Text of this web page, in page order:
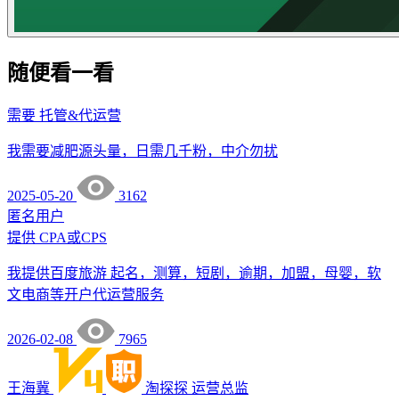
随便看一看
需要 托管&代运营
我需要减肥源头量，日需几千粉，中介勿扰
2025-05-20
3162
匿名用户
提供 CPA或CPS
我提供百度旅游 起名，测算，短剧，逾期，加盟，母婴，软
文电商等开户代运营服务
2026-02-08 7965
王海冀 淘探探 运营总监